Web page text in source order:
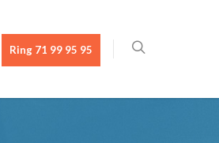
Ring 71 99 95 95